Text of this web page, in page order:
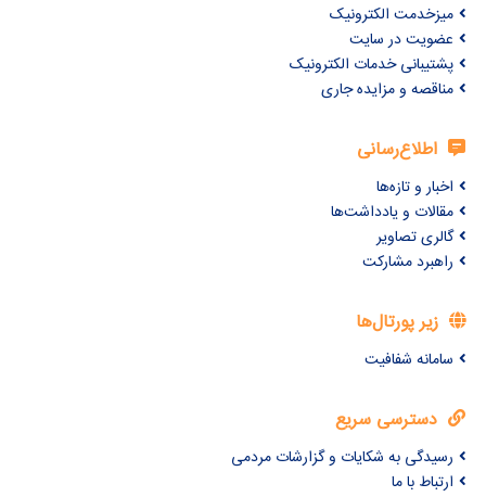
میزخدمت الکترونیک
عضویت در سایت
پشتیبانی خدمات الکترونیک
مناقصه و مزایده جاری
اطلاع‌رسانی
اخبار و تازه‌ها
مقالات و یادداشت‌ها
گالری تصاویر
راهبرد مشارکت
زیر پورتال‌ها
سامانه شفافیت
دسترسی سریع
رسیدگی به شکایات و گزارشات مردمی
ارتباط با ما